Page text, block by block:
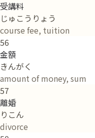
受講料
じゅこうりょう
course fee, tuition
56
金額
きんがく
amount of money, sum
57
離婚
りこん
divorce